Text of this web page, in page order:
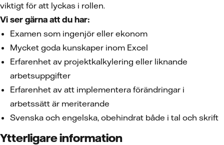
viktigt för att lyckas i rollen.
Vi ser gärna att du har:
Examen som ingenjör eller ekonom
Mycket goda kunskaper inom Excel
Erfarenhet av projektkalkylering eller liknande
arbetsuppgifter
Erfarenhet av att implementera förändringar i
arbetssätt är meriterande
Svenska och engelska, obehindrat både i tal och skrift
Ytterligare information